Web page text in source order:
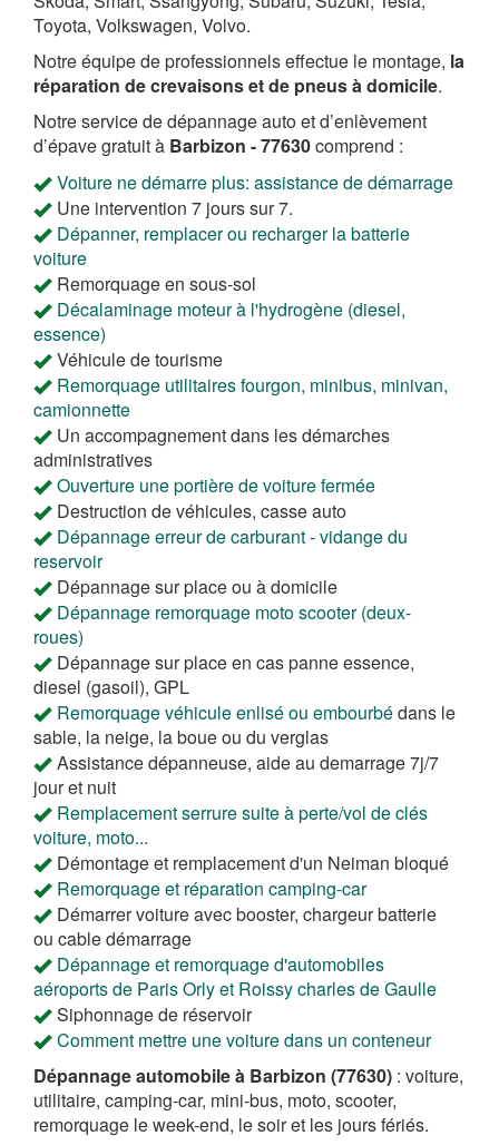
Toyota, Volkswagen, Volvo.
Notre équipe de professionnels effectue le montage, la
réparation de crevaisons et de pneus à domicile.
Notre service de dépannage auto et d’enlèvement
d’épave gratuit à Barbizon - 77630comprend :
Voiture ne démarre plus: assistance de démarrage
Une intervention 7 jours sur 7.
Dépanner, remplacer ou recharger la batterie
voiture
Remorquage en sous-sol
Décalaminage moteur à l'hydrogène (diesel,
essence)
Véhicule de tourisme
Remorquage utilitaires fourgon, minibus, minivan,
camionnette
Un accompagnement dans les démarches
administratives
Ouverture une portière de voiture fermée
Destruction de véhicules, casse auto
Dépannage erreur de carburant - vidange du
reservoir
Dépannage sur place ou à domicile
Dépannage remorquage moto scooter (deux-
roues)
Dépannage sur place en cas panne essence,
diesel (gasoil), GPL
Remorquage véhicule enlisé ou embourbédans le
sable, la neige, la boue ou du verglas
Assistance dépanneuse, aide au demarrage 7j/7
jour et nuit
Remplacement serrure suite à perte/vol de clés
voiture, moto...
Démontage et remplacement d'un Neiman bloqué
Remorquage et réparation camping-car
Démarrer voiture avec booster, chargeur batterie
ou cable démarrage
Dépannage et remorquage d'automobiles
aéroports de Paris Orly et Roissy charles de Gaulle
Siphonnage de réservoir
Comment mettre une voiture dans un conteneur
Dépannage automobile à Barbizon (77630) : voiture,
utilitaire, camping-car, mini-bus, moto, scooter,
remorquage le week-end, le soir et les jours fériés.